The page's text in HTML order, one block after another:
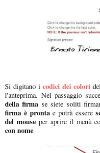
Si digitano i codici dei colori
l'anteprima. Nel passaggio
della firma se siete soliti
firma è prontae potrà essere
del mouseper aprire il menù
con nome